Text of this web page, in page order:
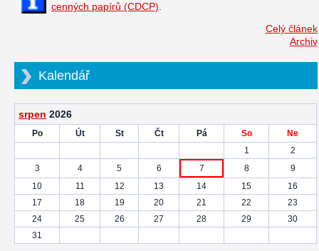
cenných papírů (CDCP)
Celý článek
Archiv
Kalendář
srpen 2026
Po Út St Čt Pá So
Ne
1
2
3
4 5 6 7 8
9
10
11 12 13 14 15
16
17
18 19 20 21 22
23
24
25 26 27 28 29
30
31